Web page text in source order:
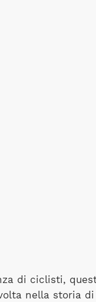
di ciclisti,
nella storia di